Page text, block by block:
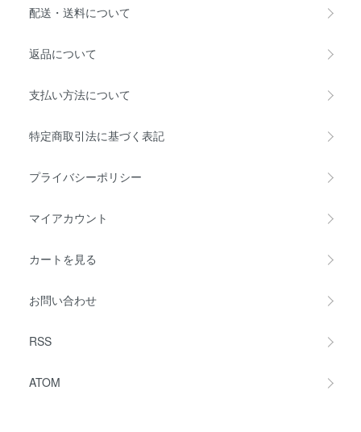
配送・送料について
返品について
支払い方法について
特定商取引法に基づく表記
プライバシーポリシー
マイアカウント
カートを見る
お問い合わせ
RSS
ATOM